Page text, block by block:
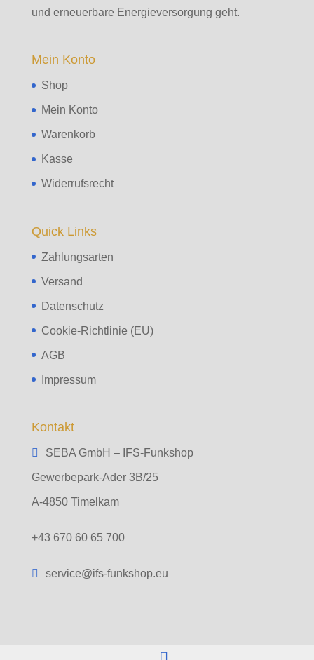
und erneuerbare Energieversorgung geht.
Mein Konto
Shop
Mein Konto
Warenkorb
Kasse
Widerrufsrecht
Quick Links
Zahlungsarten
Versand
Datenschutz
Cookie-Richtlinie (EU)
AGB
Impressum
Kontakt
SEBA GmbH – IFS-Funkshop
Gewerbepark-Ader 3B/25
A-4850 Timelkam
+43 670 60 65 700
service@ifs-funkshop.eu